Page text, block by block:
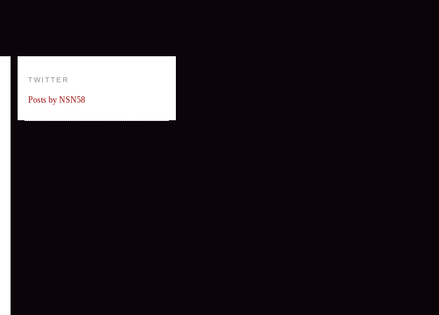
TWITTER
Posts by NSN58